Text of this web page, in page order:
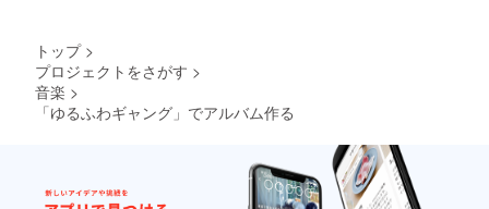
トップ >
プロジェクトをさがす >
音楽 >
「ゆるふわギャング」でアルバム作る